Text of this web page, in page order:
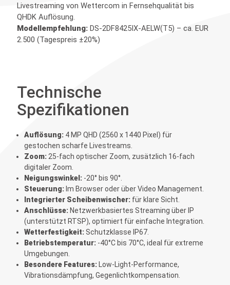
Livestreaming von Wettercom in Fernsehqualität bis
QHDK Auflösung.
Modellempfehlung:DS-2DF8425IX-AELW(T5) – ca. EUR
2.500 (Tagespreis ±20%)
Technische
Spezifikationen
Auflösung:4 MP QHD (2560 x 1440 Pixel) für
gestochen scharfe Livestreams.
Zoom:25-fach optischer Zoom, zusätzlich 16-fach
digitaler Zoom.
Neigungswinkel:-20° bis 90°.
Steuerung:Im Browser oder über Video Management.
Integrierter Scheibenwischer:für klare Sicht.
Anschlüsse:Netzwerkbasiertes Streaming über IP
(unterstützt RTSP), optimiert für einfache Integration.
Wetterfestigkeit:Schutzklasse IP67.
Betriebstemperatur:-40°C bis 70°C, ideal für extreme
Umgebungen.
Besondere Features:Low-Light-Performance,
Vibrationsdämpfung, Gegenlichtkompensation.